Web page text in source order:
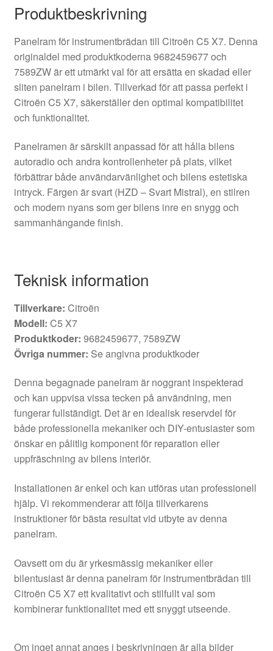
Produktbeskrivning
Panelram för instrumentbrädan till Citroën C5 X7. Denna
originaldel med produktkoderna 9682459677 och
7589ZW är ett utmärkt val för att ersätta en skadad eller
sliten panelram i bilen. Tillverkad för att passa perfekt i
Citroën C5 X7, säkerställer den optimal kompatibilitet
och funktionalitet.
Panelramen är särskilt anpassad för att hålla bilens
autoradio och andra kontrollenheter på plats, vilket
förbättrar både användarvänlighet och bilens estetiska
intryck. Färgen är svart (HZD – Svart Mistral), en stilren
och modern nyans som ger bilens inre en snygg och
sammanhängande finish.
Teknisk information
Tillverkare: Citroën
Modell: C5 X7
Produktkoder: 9682459677, 7589ZW
Övriga nummer: Se angivna produktkoder
Denna begagnade panelram är noggrant inspekterad
och kan uppvisa vissa tecken på användning, men
fungerar fullständigt. Det är en idealisk reservdel för
både professionella mekaniker och DIY-entusiaster som
önskar en pålitlig komponent för reparation eller
uppfräschning av bilens interiör.
Installationen är enkel och kan utföras utan professionell
hjälp. Vi rekommenderar att följa tillverkarens
instruktioner för bästa resultat vid utbyte av denna
panelram.
Oavsett om du är yrkesmässig mekaniker eller
bilentusiast är denna panelram för instrumentbrädan till
Citroën C5 X7 ett kvalitativt och stilfullt val som
kombinerar funktionalitet med ett snyggt utseende.
Om inget annat anges i beskrivningen är alla bilder